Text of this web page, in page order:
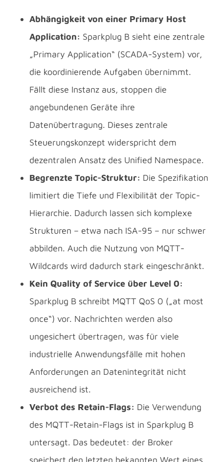
Abhängigkeit von einer Primary Host
Application: Sparkplug B sieht eine zentrale
„Primary Application“ (SCADA-System) vor,
die koordinierende Aufgaben übernimmt.
Fällt diese Instanz aus, stoppen die
angebundenen Geräte ihre
Datenübertragung. Dieses zentrale
Steuerungskonzept widerspricht dem
dezentralen Ansatz des Unified Namespace.
Begrenzte Topic-Struktur: Die Spezifikation
limitiert die Tiefe und Flexibilität der Topic-
Hierarchie. Dadurch lassen sich komplexe
Strukturen – etwa nach ISA-95 – nur schwer
abbilden. Auch die Nutzung von MQTT-
Wildcards wird dadurch stark eingeschränkt.
Kein Quality of Service über Level 0:
Sparkplug B schreibt MQTT QoS 0 („at most
once“) vor. Nachrichten werden also
ungesichert übertragen, was für viele
industrielle Anwendungsfälle mit hohen
Anforderungen an Datenintegrität nicht
ausreichend ist.
Verbot des Retain-Flags: Die Verwendung
des MQTT-Retain-Flags ist in Sparkplug B
untersagt. Das bedeutet: der Broker
speichert den letzten bekannten Wert eines